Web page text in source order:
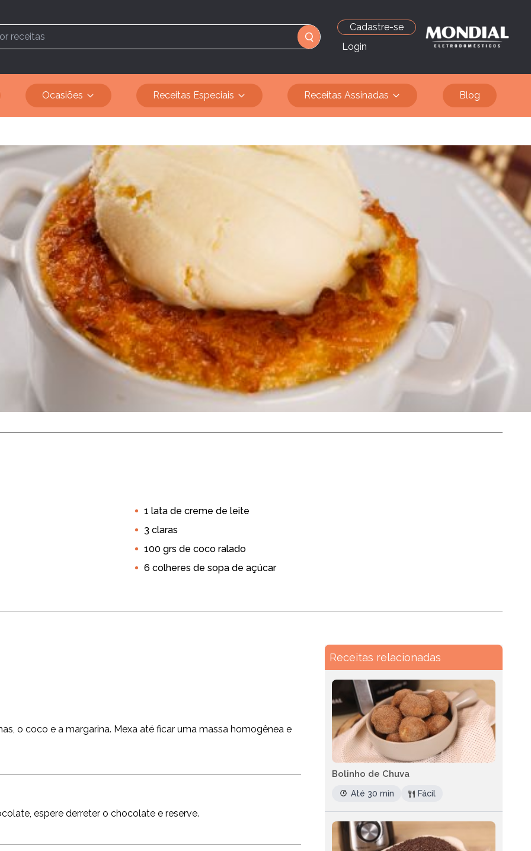
Cadastre-se
Login
Ocasiões Receitas Especiais Receitas Assinadas Blog
Doces sobremesa
1 lata de creme de leite
3 claras
100 grs de coco ralado
6 colheres de sopa de açúcar
o coco e a margarina. Mexa até ficar uma massa homogênea e
espere derreter o chocolate e reserve.
Receitas relacionadas
Bolinho de Chuva
Até 30 min Fácil